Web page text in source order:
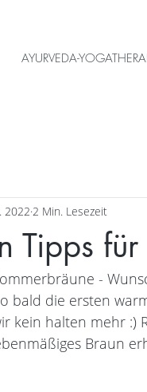
AYURVEDA-
Tipps
2022 2 Min. Lesezeit
-
bald die ersten
kein halten mehr :)
Braun